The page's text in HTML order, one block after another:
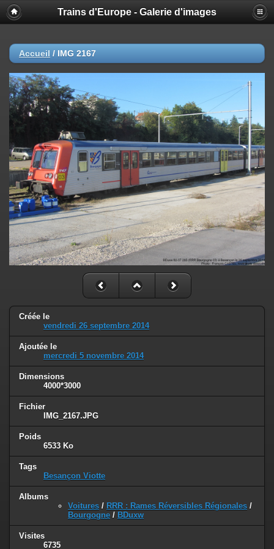
Trains d'Europe - Galerie d'images
Accueil / IMG 2167
Créée le
vendredi 26 septembre 2014
Ajoutée le
mercredi 5 novembre 2014
Dimensions
4000*3000
Fichier
IMG_2167.JPG
Poids
6533 Ko
Tags
Besançon Viotte
Albums
Voitures / RRR : Rames Réversibles Régionales /
Bourgogne / BDuxw
Visites
6735